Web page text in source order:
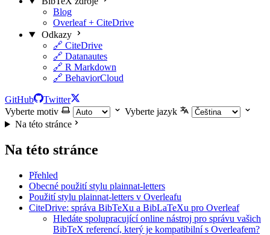
Blog
Overleaf + CiteDrive
Odkazy
🔗 CiteDrive
🔗 Datanautes
🔗 R Markdown
🔗 BehaviorCloud
GitHub
Twitter
Vyberte motiv
Vyberte jazyk
Na této stránce
Na této stránce
Přehled
Obecné použití stylu plainnat-letters
Použití stylu plainnat-letters v Overleafu
CiteDrive: správa BibTeXu a BibLaTeXu pro Overleaf
Hledáte spolupracující online nástroj pro správu vašich
BibTeX referencí, který je kompatibilní s Overleafem?